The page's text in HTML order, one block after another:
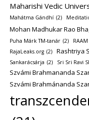
Maharishi Vedic
Mahátma Gándhí (2)
Mohan Madhukar Rao
Puha Márk TM-tanár (2) RAAM
RajaLeaks.org (2) Rashtriya
Sankarácsárja (2) Sri Sri Ravi
Szvámi Brahmananda
Szvámi Brahmánanda